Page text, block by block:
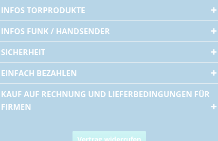
INFOS TORPRODUKTE
INFOS FUNK / HANDSENDER
SICHERHEIT
EINFACH BEZAHLEN
KAUF AUF RECHNUNG UND LIEFERBEDINGUNGEN FÜR
FIRMEN